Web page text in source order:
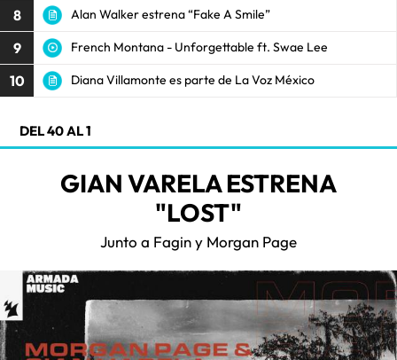
8 Alan Walker estrena “Fake A Smile”
9 French Montana - Unforgettable ft. Swae Lee
10 Diana Villamonte es parte de La Voz México
DEL 40 AL 1
GIAN VARELA ESTRENA
"LOST"
Junto a Fagin y Morgan Page